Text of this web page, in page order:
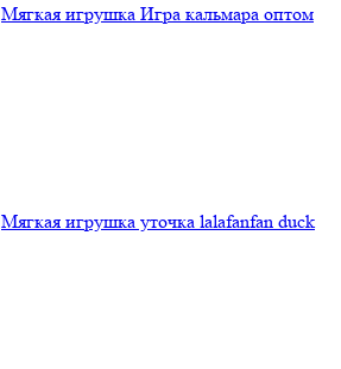
Мягкая игрушка Игра кальмара оптом
Мягкая игрушка уточка lalafanfan duck